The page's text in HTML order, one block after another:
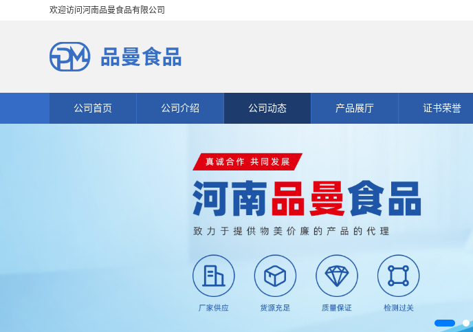
欢迎访问河南品曼食品有限公司
公司首页 公司介绍 公司动态 产品展厅 证书荣誉